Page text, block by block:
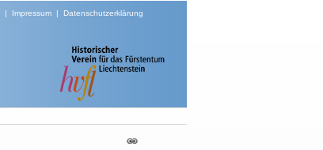
| Impressum| Datenschutzerklärung